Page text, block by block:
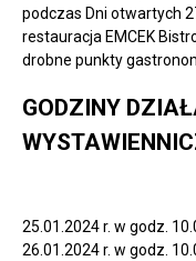
podczas Dni otwartych
restauracja EMCEK
drobne punkty
GODZINY
25.01.2024 r. w godz.
26.01.2024 r. w godz.